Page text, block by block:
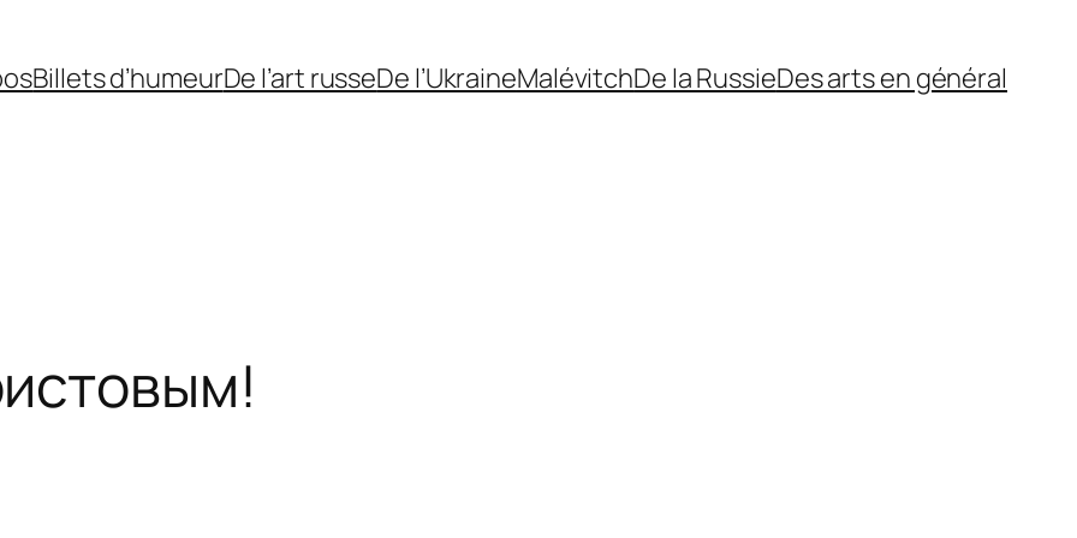
Billets d’humeurDe l’art russeDe l’UkraineMalévitchDe la RussieDes arts en général